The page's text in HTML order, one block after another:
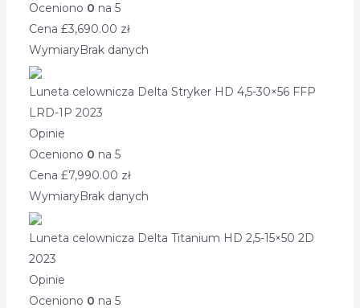
Oceniono 0 na 5
Cena £3,690.00 zł
WymiaryBrak danych
Luneta celownicza Delta Stryker HD 4,5-30×56 FFP
LRD-1P 2023
Opinie
Oceniono 0 na 5
Cena £7,990.00 zł
WymiaryBrak danych
Luneta celownicza Delta Titanium HD 2,5-15×50 2D
2023
Opinie
Oceniono 0 na 5